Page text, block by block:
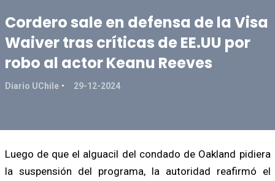
Cordero sale en defensa de la Visa
Waiver tras críticas de EE.UU por
robo al actor Keanu Reeves
Diario UChile 29-12-2024
Luego de que el alguacil del condado de Oakland pidiera
la suspensión del programa, la autoridad reafirmó el